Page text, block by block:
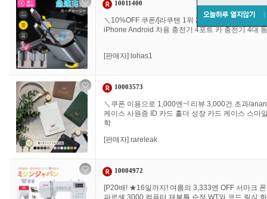
10011400
＼10%OFF 쿠폰/[라쿠텐 1위 200관 달성]시가 소
iPhone Android 차용 충전기 4포트 카 충전기 4대
[판매자] lohas1
10003573
＼쿠폰 이용으로 1,000엔~! 리뷰 3,000건 초과/
케이스 사원증 ID 카드 홀더 성장 카드 케이스 스마
학
[판매자] rareleak
10004972
[P20배! ★16일까지! 여름의 3,333엔 OFF 서마크
파르셸 3000 컴퓨터 재봉틀 순정 WT와 코드 릴식